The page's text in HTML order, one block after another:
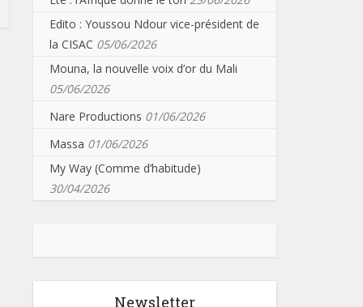
Edito : Youssou Ndour vice-président de
la CISAC 05/06/2026
Mouna, la nouvelle voix d’or du Mali
05/06/2026
Nare Productions 01/06/2026
Massa 01/06/2026
My Way (Comme d’habitude)
30/04/2026
Newsletter